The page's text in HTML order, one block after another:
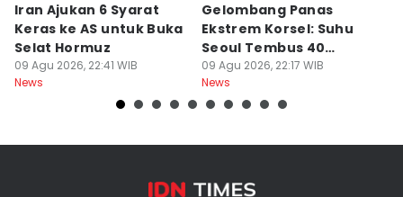
Iran Ajukan 6 Syarat
Keras ke AS untuk Buka
Selat Hormuz
09 Agu 2026, 22:41 WIB
News
Gelombang Panas
Ekstrem Korsel: Suhu
Seoul Tembus 40
Derajat Celcius
09 Agu 2026, 22:17 WIB
News